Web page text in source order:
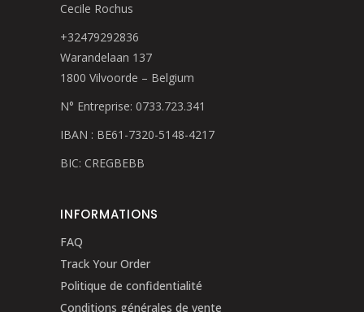
Cecile Rochus
+32479292836
Warandelaan 137
1800 Vilvoorde – Belgium
N° Entreprise: 0733.723.341
IBAN : BE61-7320-5148-4217
BIC: CREGBEBB
INFORMATIONS
FAQ
Track Your Order
Politique de confidentialité
Conditions générales de vente